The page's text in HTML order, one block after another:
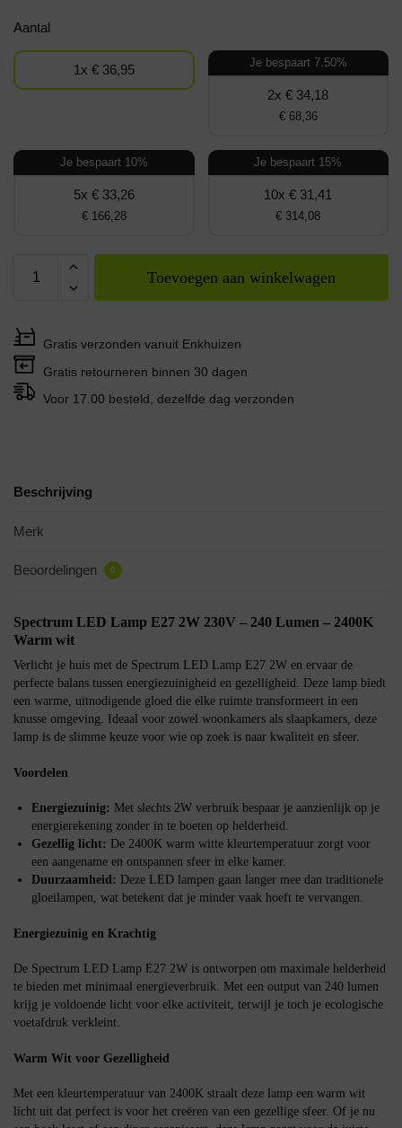
Aantal
1x € 36,95 Je bespaart 7.50%
2x € 34,18
€ 68,36
Je bespaart 10%
5x € 33,26
€ 166,28
Je bespaart 15%
10x € 31,41
€ 314,08
Toevoegen aan winkelwagen
Gratis verzonden vanuit Enkhuizen
Gratis retourneren binnen 30 dagen
Voor 17.00 besteld, dezelfde dag verzonden
Beschrijving
Merk
Beoordelingen 0
Spectrum LED Lamp E27 2W 230V – 240 Lumen – 2400K
Warm wit
Verlicht je huis met de Spectrum LED Lamp E27 2W en ervaar de
perfecte balans tussen energiezuinigheid en gezelligheid. Deze lamp biedt
een warme, uitnodigende gloed die elke ruimte transformeert in een
knusse omgeving. Ideaal voor zowel woonkamers als slaapkamers, deze
lamp is de slimme keuze voor wie op zoek is naar kwaliteit en sfeer.
Voordelen
Energiezuinig: Met slechts 2W verbruik bespaar je aanzienlijk op je
energierekening zonder in te boeten op helderheid.
Gezellig licht: De 2400K warm witte kleurtemperatuur zorgt voor
een aangename en ontspannen sfeer in elke kamer.
Duurzaamheid: Deze LED lampen gaan langer mee dan traditionele
gloeilampen, wat betekent dat je minder vaak hoeft te vervangen.
Energiezuinig en Krachtig
De Spectrum LED Lamp E27 2W is ontworpen om maximale helderheid
te bieden met minimaal energieverbruik. Met een output van 240 lumen
krijg je voldoende licht voor elke activiteit, terwijl je toch je ecologische
voetafdruk verkleint.
Warm Wit voor Gezelligheid
Met een kleurtemperatuur van 2400K straalt deze lamp een warm wit
licht uit dat perfect is voor het creëren van een gezellige sfeer. Of je nu